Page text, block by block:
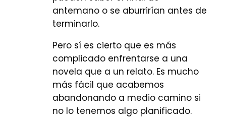
antemano o se aburrirían antes de
terminarlo.
Pero sí es cierto que es más
complicado enfrentarse a una
novela que a un relato. Es mucho
más fácil que acabemos
abandonando a medio camino si
no lo tenemos algo planificado.